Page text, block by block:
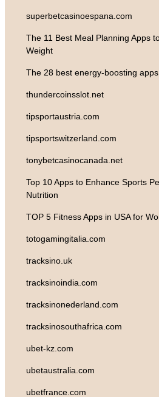
superbetcasinoespana.com
The 11 Best Meal Planning Apps
Weight
The 28 best energy-boosting
thundercoinsslot.net
tipsportaustria.com
tipsportswitzerland.com
tonybetcasinocanada.net
Top 10 Apps to Enhance Sports
Nutrition
TOP 5 Fitness Apps in USA for
totogamingitalia.com
tracksino.uk
tracksinoindia.com
tracksinonederland.com
tracksinosouthafrica.com
ubet-kz.com
ubetaustralia.com
ubetfrance.com